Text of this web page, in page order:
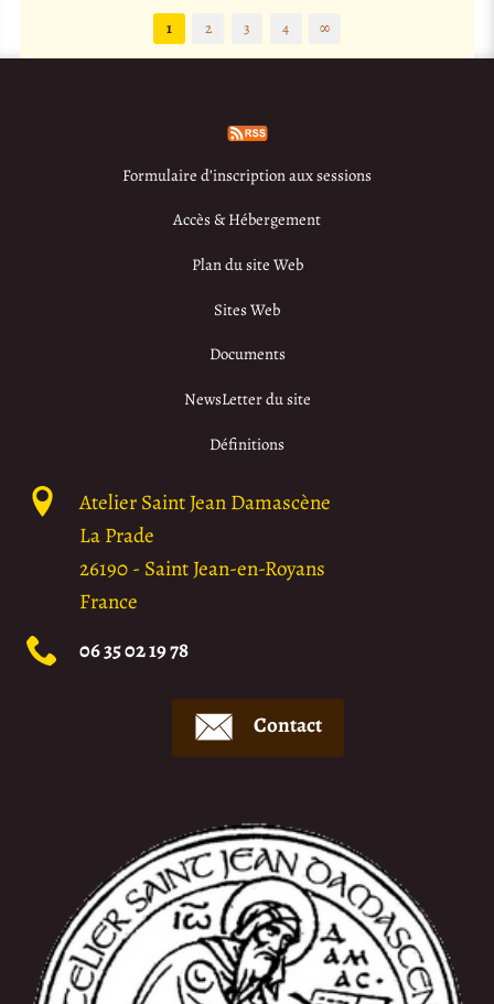
1
2 3 4 ∞
Formulaire d’inscription aux sessions
Accès & Hébergement
Plan du site Web
Sites Web
Documents
NewsLetter du site
Définitions
Atelier Saint Jean Damascène
La Prade
26190- Saint Jean-en-Royans
France
06 35 02 19 78
Contact